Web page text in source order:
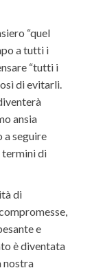
“quel
a tutti i
“tutti i
di evitarli.
ansia
a seguire
termini di
di
e
è diventata
nostra